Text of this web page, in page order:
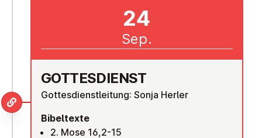
GOT­TES­DIENST
Gottesdienstleitung: Sonja Herler
Bibeltexte
2. Mose 16,2-15
24
Sep.